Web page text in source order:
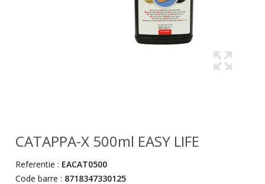
CATAPPA-X 500ml EASY LIFE
Referentie : EACAT0500
Code barre : 8718347330125